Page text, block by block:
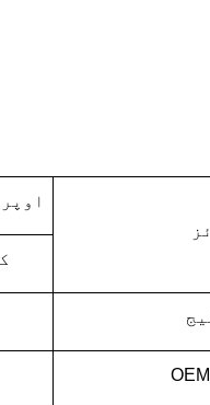
اوپری سائز: